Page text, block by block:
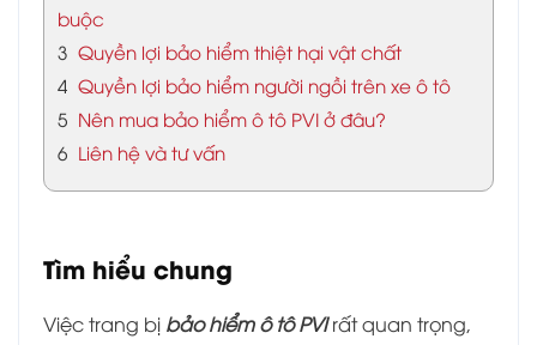
buộc
3 Quyền lợi bảo hiểm thiệt hại vật chất
4 Quyền lợi bảo hiểm người ngồi trên xe ô tô
5 Nên mua bảo hiểm ô tô PVI ở đâu?
6 Liên hệ và tư vấn
Tìm hiểu chung
Việc trang bị bảo hiểm ô tô PVIrất quan trọng,